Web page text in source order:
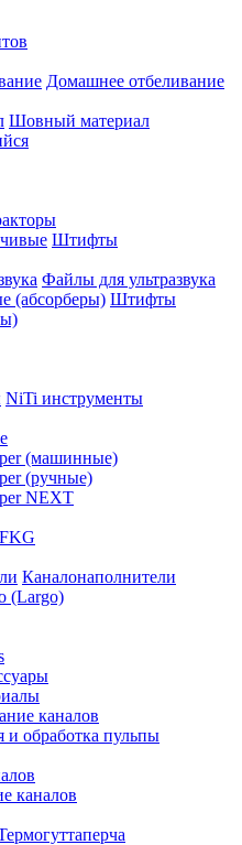
Домашнее отбеливание
Шовный материал
Штифты
Файлы для ультразвука
Штифты
NiTi инструменты
(машинные)
(ручные)
NEXT
Каналонаполнители
(Largo)
каналов
и обработка пульпы
каналов